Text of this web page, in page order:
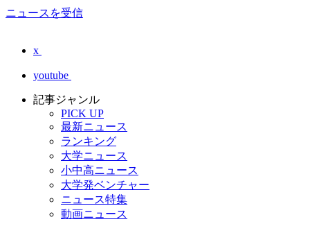
ニュースを受信
x
youtube
記事ジャンル
PICK UP
最新ニュース
ランキング
大学ニュース
小中高ニュース
大学発ベンチャー
ニュース特集
動画ニュース